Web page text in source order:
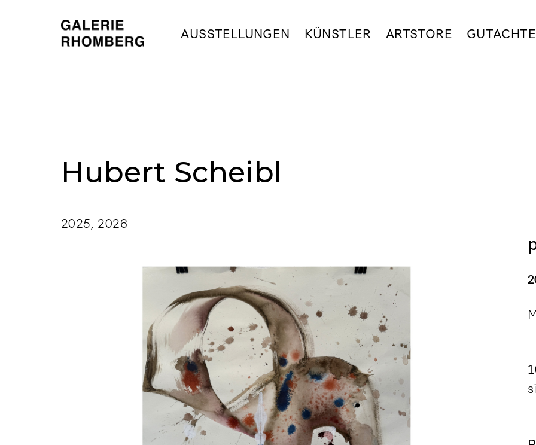
AUSSTELLUNGEN KÜNSTLER ARTSTORE
Hubert Scheibl
2025, 2026